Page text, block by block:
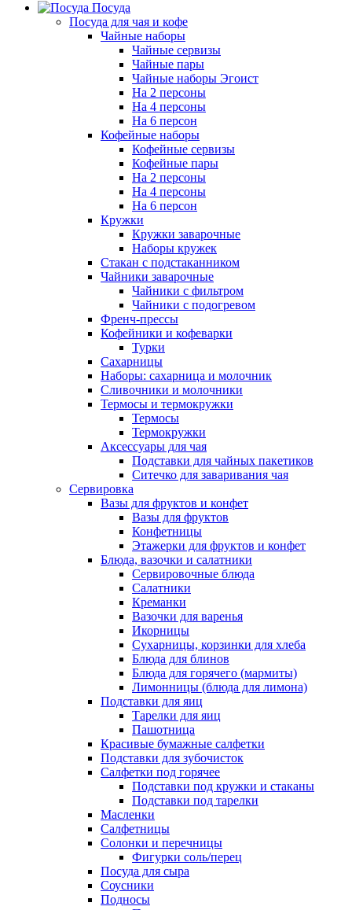
Посуда
Посуда для чая и кофе
Чайные наборы
Чайные сервизы
Чайные пары
Чайные наборы Эгоист
На 2 персоны
На 4 персоны
На 6 персон
Кофейные наборы
Кофейные сервизы
Кофейные пары
На 2 персоны
На 4 персоны
На 6 персон
Кружки
Кружки заварочные
Наборы кружек
Стакан с подстаканником
Чайники заварочные
Чайники с фильтром
Чайники с подогревом
Френч-прессы
Кофейники и кофеварки
Турки
Сахарницы
Наборы: сахарница и молочник
Сливочники и молочники
Термосы и термокружки
Термосы
Термокружки
Аксессуары для чая
Подставки для чайных пакетиков
Ситечко для заваривания чая
Сервировка
Вазы для фруктов и конфет
Вазы для фруктов
Конфетницы
Этажерки для фруктов и конфет
Блюда, вазочки и салатники
Сервировочные блюда
Салатники
Креманки
Вазочки для варенья
Икорницы
Сухарницы, корзинки для хлеба
Блюда для блинов
Блюда для горячего (мармиты)
Лимонницы (блюда для лимона)
Подставки для яиц
Тарелки для яиц
Пашотница
Красивые бумажные салфетки
Подставки для зубочисток
Салфетки под горячее
Подставки под кружки и стаканы
Подставки под тарелки
Масленки
Салфетницы
Солонки и перечницы
Фигурки соль/перец
Посуда для сыра
Соусники
Подносы